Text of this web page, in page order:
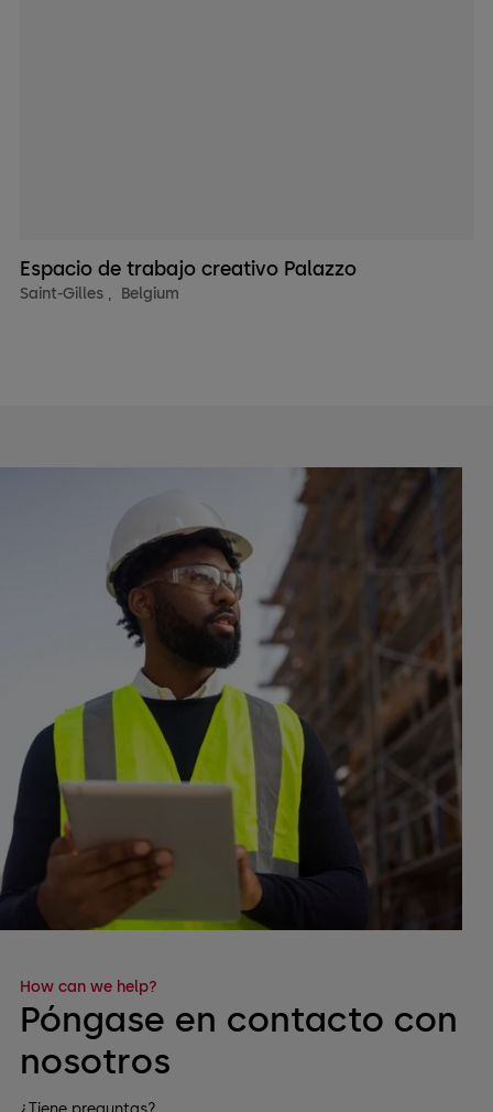
Espacio de trabajo creativo Palazzo
Saint-Gilles , Belgium
How can we help?
Póngase en contacto con
nosotros